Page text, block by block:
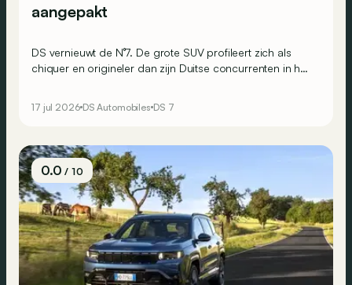
aangepakt
DS vernieuwt de N°7. De grote SUV profileert zich als
chiquer en origineler dan zijn Duitse concurrenten in het
overtuigen. Wij reden met zowel de elektrische als de
17 jul 2026 DS Automobiles DS 7
0.0/ 10